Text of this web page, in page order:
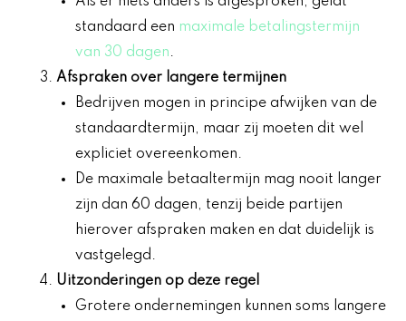
standaard een maximale betalingstermijn
van 30 dagen.
Afspraken over langere termijnen
Bedrijven mogen in principe afwijken van de
standaardtermijn, maar zij moeten dit wel
expliciet overeenkomen.
De maximale betaaltermijn mag nooit langer
zijn dan 60 dagen, tenzij beide partijen
hierover afspraken maken en dat duidelijk is
vastgelegd.
Uitzonderingen op deze regel
Grotere ondernemingen kunnen soms langere